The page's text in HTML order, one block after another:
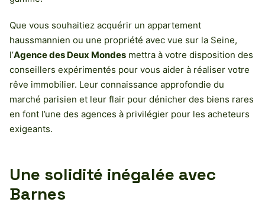
Que vous souhaitiez acquérir un appartement
haussmannien ou une propriété avec vue sur la Seine,
l’Agence des Deux Mondes mettra à votre disposition des
conseillers expérimentés pour vous aider à réaliser votre
rêve immobilier. Leur connaissance approfondie du
marché parisien et leur flair pour dénicher des biens rares
en font l’une des agences à privilégier pour les acheteurs
exigeants.
Une solidité inégalée avec
Barnes